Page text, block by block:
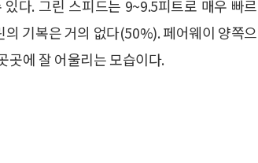
다. 그린 스피드는 9~9.5피트로 매우 빠르
기복은 거의 없다(50%). 페어웨이 양쪽으
곳에 잘 어울리는 모습이다.